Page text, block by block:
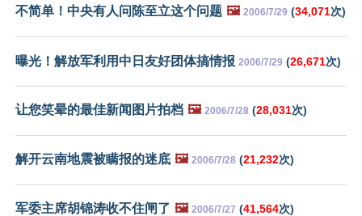
不简单！中央有人问陈至立这个问题 🖼️ 2006/7/29 (34,071次)
曝光！解放军利用中日友好团体搞情报 2006/7/29 (26,671次)
让您笑晕的最佳新闻图片拍档 🖼️ 2006/7/28 (28,031次)
解开云南地震被瞒报的迷底 🖼️ 2006/7/28 (21,232次)
军委主席胡锦涛收不住闸了 🖼️ 2006/7/27 (41,564次)